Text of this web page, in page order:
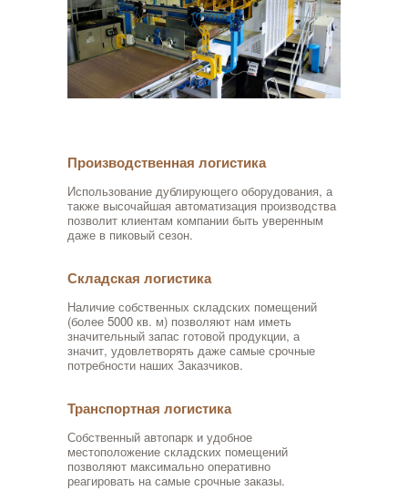
Производственная логистика
Использование дублирующего оборудования, а
также высочайшая автоматизация производства
позволит клиентам компании быть уверенным
даже в пиковый сезон.
Складская логистика
Наличие собственных складских помещений
(более 5000 кв. м) позволяют нам иметь
значительный запас готовой продукции, а
значит, удовлетворять даже самые срочные
потребности наших Заказчиков.
Транспортная логистика
Собственный автопарк и удобное
местоположение складских помещений
позволяют максимально оперативно
реагировать на самые срочные заказы.